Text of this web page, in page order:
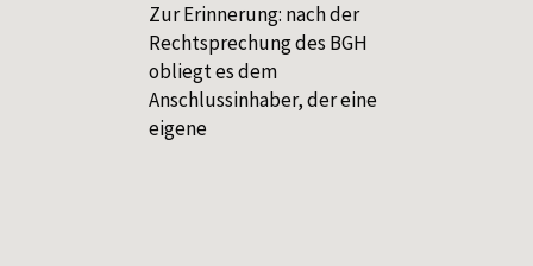
Zur Erinnerung: nach der
Rechtsprechung des BGH
obliegt es dem
Anschlussinhaber, der eine
eigene